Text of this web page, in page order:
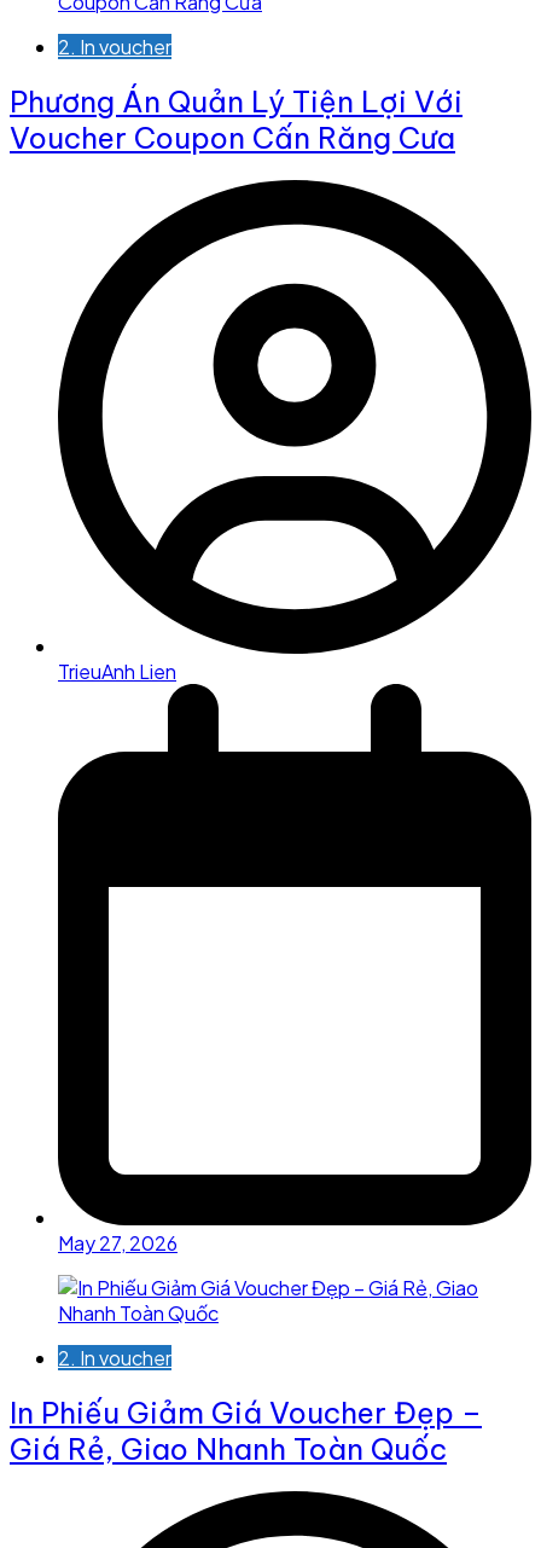
2. In voucher
Phương Án Quản Lý Tiện Lợi Với
Voucher Coupon Cấn Răng Cưa
TrieuAnh Lien
May 27, 2026
2. In voucher
In Phiếu Giảm Giá Voucher Đẹp –
Giá Rẻ, Giao Nhanh Toàn Quốc